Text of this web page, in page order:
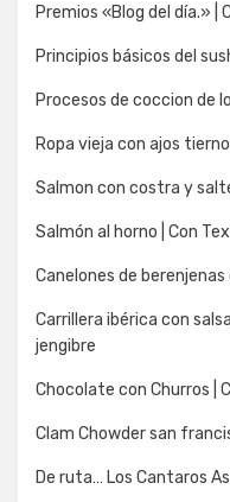
Premios «Blog del día.» |
Principios básicos del
Procesos de coccion de
Ropa vieja con ajos
Salmon con costra y
Salmón al horno | Con
Canelones de
Carrillera ibérica con
jengibre
Chocolate con Churros |
Clam Chowder san
De ruta… Los Cantaros